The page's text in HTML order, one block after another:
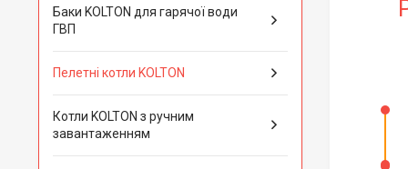
Баки KOLTON для гарячої води
ГВП
Пелетні котли KOLTON
Котли KOLTON з ручним
завантаженням